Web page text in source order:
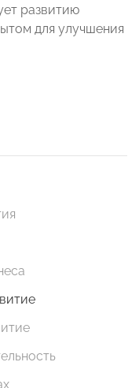
развитию
для улучшения